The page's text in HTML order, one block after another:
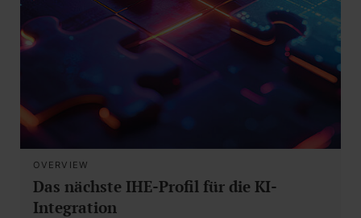
OVERVIEW
Das nächste IHE-Profil für die KI-
Integration